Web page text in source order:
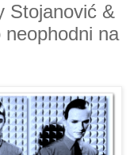
Stojanović &
na